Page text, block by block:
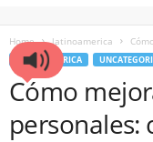
Home latinoamerica
LATINOAMERICA
Cómo
personales: